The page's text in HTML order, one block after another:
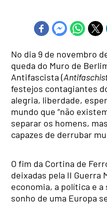
No dia 9 de novembro
queda do Muro de
Antifascista (
festejos contagiantes
alegria, liberdade,
mundo que “não
separar os homens,
capazes de derrubar
O fim da Cortina de
deixadas pela II Guerra
economia, a política e
sonho de uma Europa